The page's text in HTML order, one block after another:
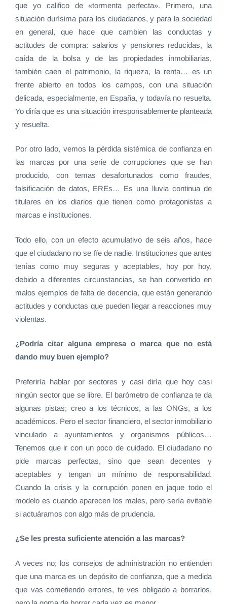
que yo califico de «tormenta perfecta». Primero, una
situación durísima para los ciudadanos, y para la sociedad
en general, que hace que cambien las conductas y
actitudes de compra: salarios y pensiones reducidas, la
caída de la bolsa y de las propiedades inmobiliarias,
también caen el patrimonio, la riqueza, la renta… es un
frente abierto en todos los campos, con una situación
delicada, especialmente, en España, y todavía no resuelta.
Yo diría que es una situación irresponsablemente planteada
y resuelta.
Por otro lado, vemos la pérdida sistémica de confianza en
las marcas por una serie de corrupciones que se han
producido, con temas desafortunados como fraudes,
falsificación de datos, EREs… Es una lluvia continua de
titulares en los diarios que tienen como protagonistas a
marcas e instituciones.
Todo ello, con un efecto acumulativo de seis años, hace
que el ciudadano no se fíe de nadie. Instituciones que antes
tenías como muy seguras y aceptables, hoy por hoy,
debido a diferentes circunstancias, se han convertido en
malos ejemplos de falta de decencia, que están generando
actitudes y conductas que pueden llegar a reacciones muy
violentas.
¿Podría citar alguna empresa o marca que no está
dando muy buen ejemplo?
Preferiría hablar por sectores y casi diría que hoy casi
ningún sector que se libre. El barómetro de confianza te da
algunas pistas; creo a los técnicos, a las ONGs, a los
académicos. Pero el sector financiero, el sector inmobiliario
vinculado a ayuntamientos y organismos públicos…
Tenemos que ir con un poco de cuidado. El ciudadano no
pide marcas perfectas, sino que sean decentes y
aceptables y tengan un mínimo de responsabilidad.
Cuando la crisis y la corrupción ponen en jaque todo el
modelo es cuando aparecen los males, pero sería evitable
si actuáramos con algo más de prudencia.
¿Se les presta suficiente atención a las marcas?
A veces no; los consejos de administración no entienden
que una marca es un depósito de confianza, que a medida
que vas cometiendo errores, te ves obligado a borrarlos,